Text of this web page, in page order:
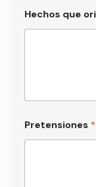
Hechos que
Pretensiones *